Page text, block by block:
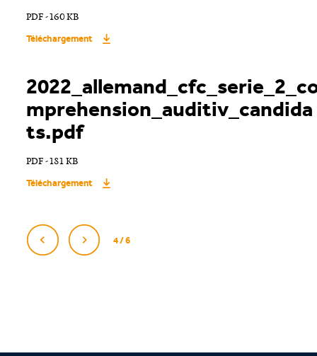
PDF - 160 KB
Téléchargement
mprehension_auditiv_candida
ts.pdf
PDF - 181 KB
Téléchargement
4 / 6